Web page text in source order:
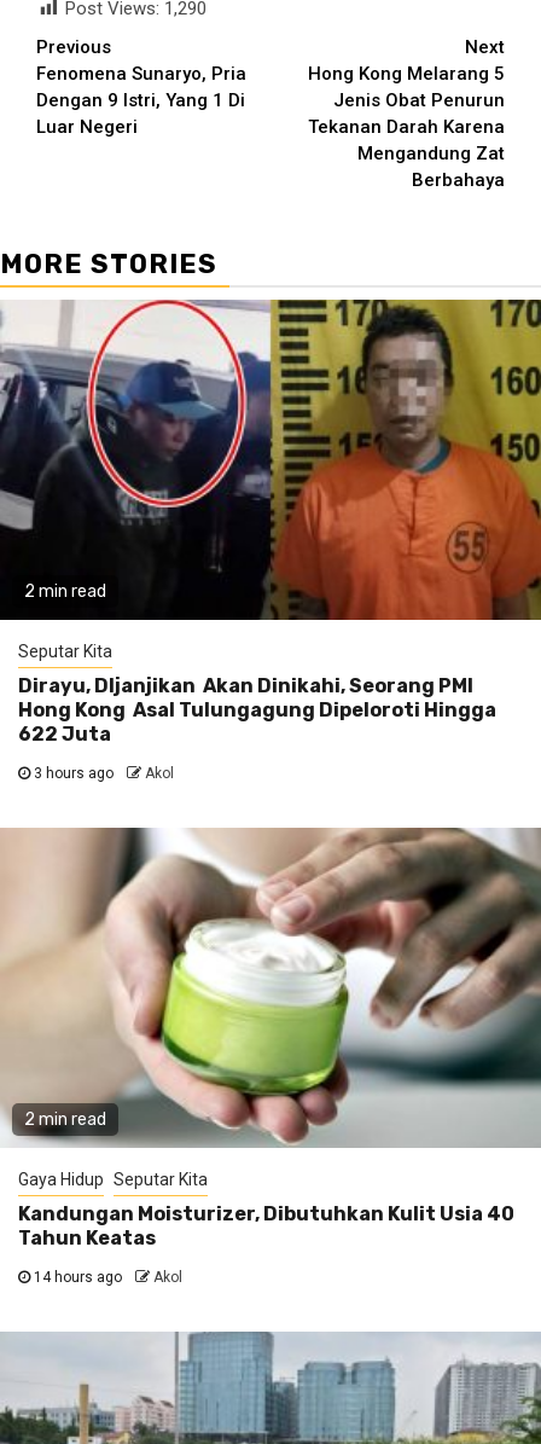
Post Views: 1,290
Continue
Reading
Previous
Fenomena Sunaryo, Pria
Dengan 9 Istri, Yang 1 Di
Luar Negeri
Next
Hong Kong Melarang 5
Jenis Obat Penurun
Tekanan Darah Karena
Mengandung Zat
Berbahaya
MORE STORIES
2 min read
Seputar Kita
Dirayu, DIjanjikan Akan Dinikahi, Seorang PMI
Hong Kong Asal Tulungagung Dipeloroti Hingga
622 Juta
3 hours ago Akol
2 min read
Gaya Hidup Seputar Kita
Kandungan Moisturizer, Dibutuhkan Kulit Usia 40
Tahun Keatas
14 hours ago Akol